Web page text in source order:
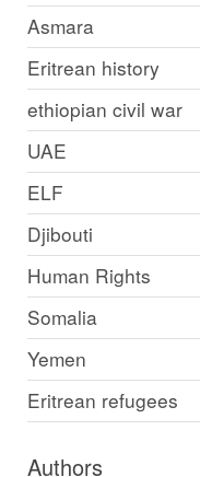
Asmara
Eritrean history
ethiopian civil war
UAE
ELF
Djibouti
Human Rights
Somalia
Yemen
Eritrean refugees
Authors